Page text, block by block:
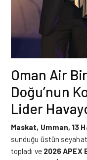
Oman Air
Doğu’nun
Lider
Maskat, Umman, 13
sunduğu üstün
topladı ve 2026 APEX